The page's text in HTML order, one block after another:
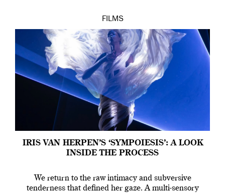
FILMS
IRIS VAN HERPEN’S ‘SYMPOIESIS’: A LOOK
INSIDE THE PROCESS
We return to the raw intimacy and subversive
tenderness that defined her gaze. A multi-sensory